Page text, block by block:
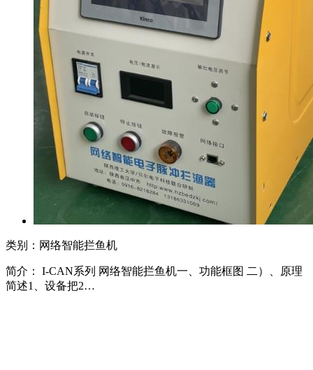
类别：网络智能拦鱼机
简介： I-CAN系列 网络智能拦鱼机一、功能框图 二）、原理
简述1、设备把2…